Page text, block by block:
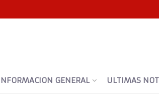
GENERAL ULTIMAS